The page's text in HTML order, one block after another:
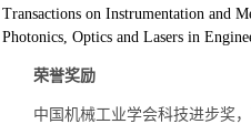
Transactions on Instrumentation and
Photonics, Optics and Lasers in
荣誉奖励
中国机械工业学会科技进步奖